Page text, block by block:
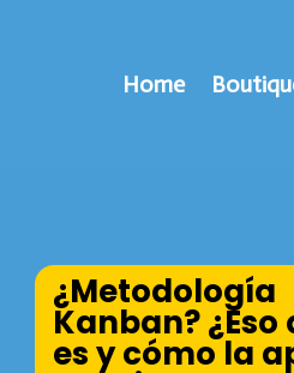
Home
¿Metodología
Kanban? ¿Eso
es y cómo la